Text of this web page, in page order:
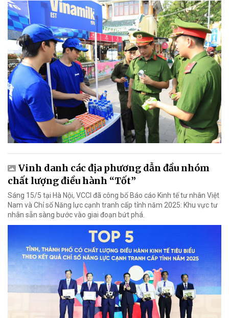
Vinh danh các địa phương dẫn đầu nhóm
chất lượng điều hành “Tốt”
Sáng 15/5 tại Hà Nội, VCCI đã công bố Báo cáo Kinh tế tư nhân Việt
Nam và Chỉ số Năng lực cạnh tranh cấp tỉnh năm 2025: Khu vực tư
nhân sẵn sàng bước vào giai đoạn bứt phá.